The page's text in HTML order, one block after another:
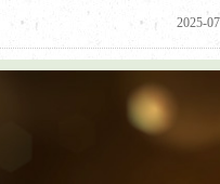
2025-